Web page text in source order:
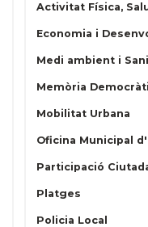
Activitat Física,
Economia i
Medi ambient i
Memòria
Mobilitat Urbana
Oficina Municipal
Participació
Platges
Policia Local